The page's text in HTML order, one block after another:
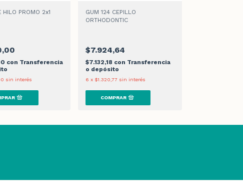
HILO PROMO 2x1
con Transferencia
sin interés
GUM 124 CEPILLO
ORTHODONTIC
$7.924,64
$7.132,18 con Transferencia
o depósito
6 x $1.320,77 sin interés